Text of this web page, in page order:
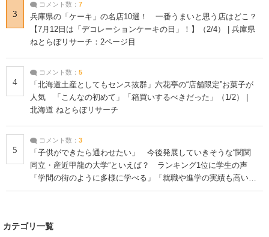
3
コメント数： 7
兵庫県の「ケーキ」の名店10選！ 一番うまいと思う店はどこ？
【7月12日は「デコレーションケーキの日」！】（2/4） | 兵庫県
ねとらぼリサーチ：2ページ目
4
コメント数： 5
「北海道土産としてもセンス抜群」六花亭の“店舗限定”お菓子が
人気 「こんなの初めて」「箱買いするべきだった」（1/2） |
北海道 ねとらぼリサーチ
5
コメント数： 3
「子供ができたら通わせたい」 今後発展していきそうな“関関
同立・産近甲龍の大学”といえば？ ランキング1位に学生の声
「学問の街のように多様に学べる」「就職や進学の実績も高い」
| 大学 ねとらぼリサーチ
カテゴリ一覧